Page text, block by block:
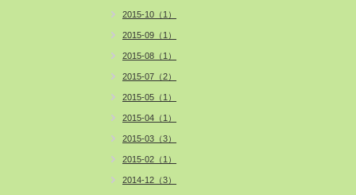
2015-10（1）
2015-09（1）
2015-08（1）
2015-07（2）
2015-05（1）
2015-04（1）
2015-03（3）
2015-02（1）
2014-12（3）